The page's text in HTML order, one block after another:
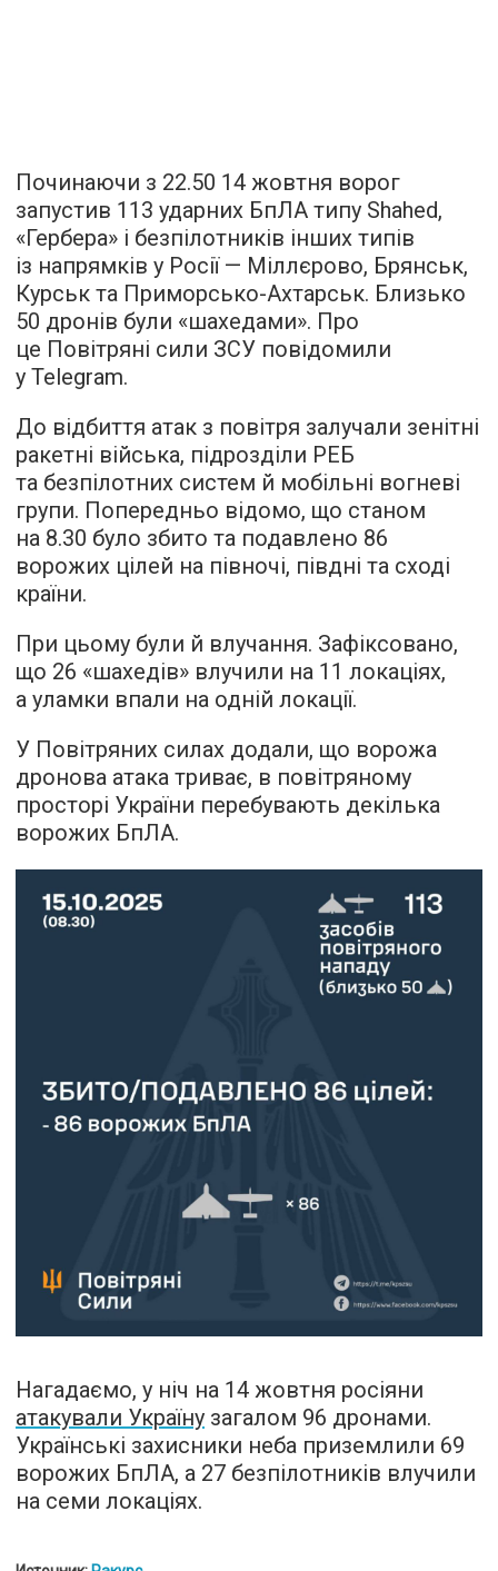
Починаючи з 22.50 14 жовтня ворог
запустив 113 ударних БпЛА типу Shahed,
«Гербера» і безпілотників інших типів
із напрямків у Росії — Міллєрово, Брянськ,
Курськ та Приморсько-Ахтарськ. Близько
50 дронів були «шахедами». Про
це Повітряні сили ЗСУ повідомили
у Telegram.
До відбиття атак з повітря залучали зенітні
ракетні війська, підрозділи РЕБ
та безпілотних систем й мобільні вогневі
групи. Попередньо відомо, що станом
на 8.30 було збито та подавлено 86
ворожих цілей на півночі, півдні та сході
країни.
При цьому були й влучання. Зафіксовано,
що 26 «шахедів» влучили на 11 локаціях,
а уламки впали на одній локації.
У Повітряних силах додали, що ворожа
дронова атака триває, в повітряному
просторі України перебувають декілька
ворожих БпЛА.
Нагадаємо, у ніч на 14 жовтня росіяни
атакували Україну загалом 96 дронами.
Українські захисники неба приземлили 69
ворожих БпЛА, а 27 безпілотників влучили
на семи локаціях.